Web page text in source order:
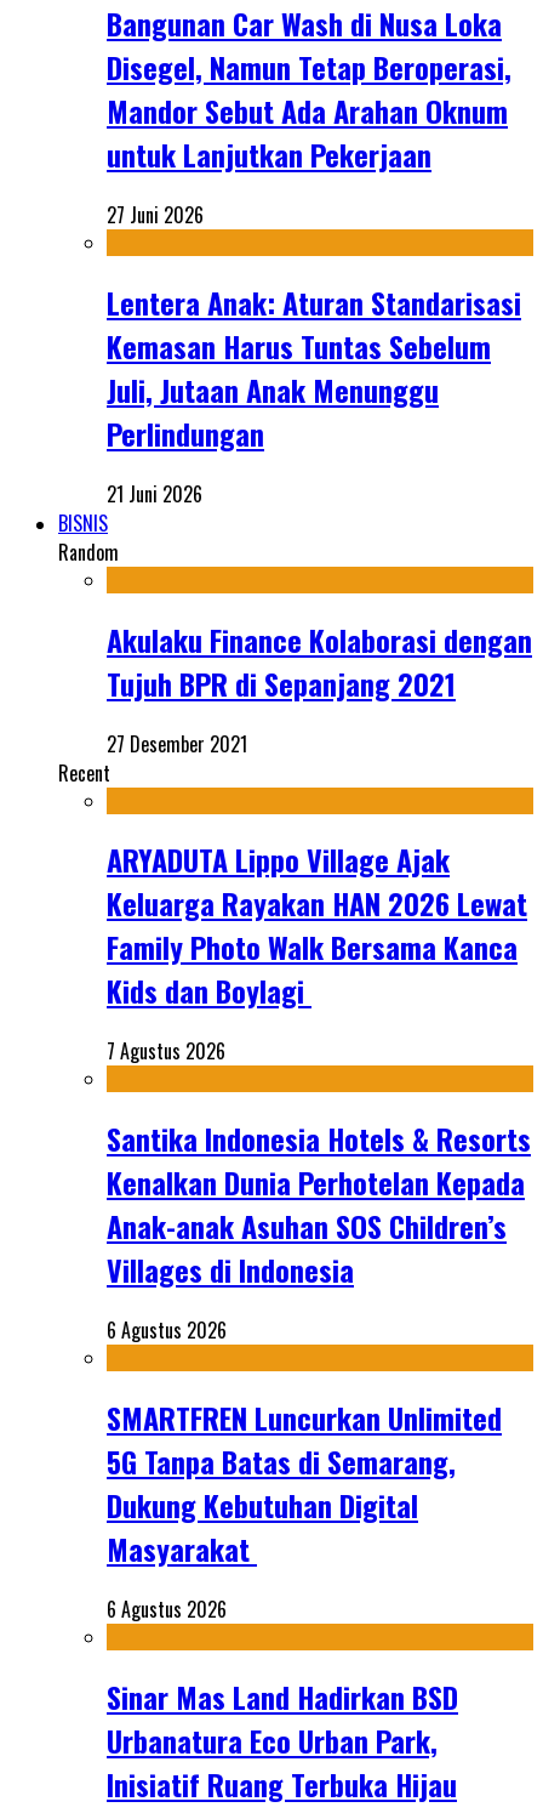
Bangunan Car Wash di Nusa Loka
Disegel, Namun Tetap Beroperasi,
Mandor Sebut Ada Arahan Oknum
untuk Lanjutkan Pekerjaan
27 Juni 2026
Lentera Anak: Aturan Standarisasi
Kemasan Harus Tuntas Sebelum
Juli, Jutaan Anak Menunggu
Perlindungan
21 Juni 2026
BISNIS
Random
Akulaku Finance Kolaborasi dengan
Tujuh BPR di Sepanjang 2021
27 Desember 2021
Recent
ARYADUTA Lippo Village Ajak
Keluarga Rayakan HAN 2026 Lewat
Family Photo Walk Bersama Kanca
Kids dan Boylagi
7 Agustus 2026
Santika Indonesia Hotels & Resorts
Kenalkan Dunia Perhotelan Kepada
Anak-anak Asuhan SOS Children’s
Villages di Indonesia
6 Agustus 2026
SMARTFREN Luncurkan Unlimited
5G Tanpa Batas di Semarang,
Dukung Kebutuhan Digital
Masyarakat
6 Agustus 2026
Sinar Mas Land Hadirkan BSD
Urbanatura Eco Urban Park,
Inisiatif Ruang Terbuka Hijau